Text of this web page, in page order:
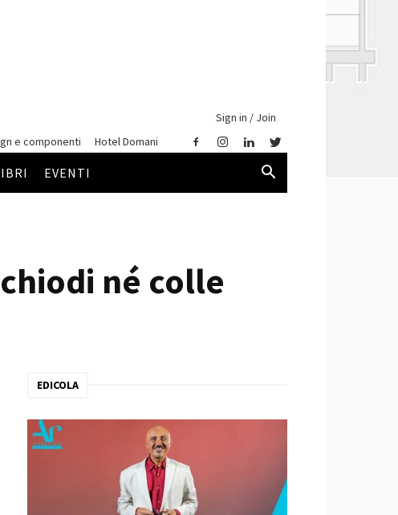
Sign in / Join
e componenti Hotel Domani
EVENTI
né colle
EDICOLA